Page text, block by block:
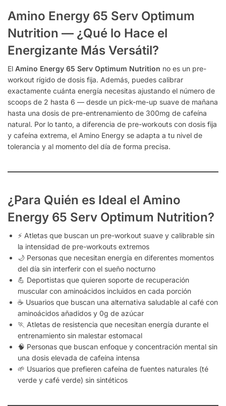
Amino Energy 65 Serv Optimum
Nutrition — ¿Qué lo Hace el
Energizante Más Versátil?
El Amino Energy 65 Serv Optimum Nutrition no es un pre-
workout rígido de dosis fija. Además, puedes calibrar
exactamente cuánta energía necesitas ajustando el número de
scoops de 2 hasta 6 — desde un pick-me-up suave de mañana
hasta una dosis de pre-entrenamiento de 300mg de cafeína
natural. Por lo tanto, a diferencia de pre-workouts con dosis fija
y cafeína extrema, el Amino Energy se adapta a tu nivel de
tolerancia y al momento del día de forma precisa.
¿Para Quién es Ideal el Amino
Energy 65 Serv Optimum Nutrition?
⚡ Atletas que buscan un pre-workout suave y calibrable sin
la intensidad de pre-workouts extremos
🌙 Personas que necesitan energía en diferentes momentos
del día sin interferir con el sueño nocturno
💪 Deportistas que quieren soporte de recuperación
muscular con aminoácidos incluidos en cada porción
☕ Usuarios que buscan una alternativa saludable al café con
aminoácidos añadidos y 0g de azúcar
🏃 Atletas de resistencia que necesitan energía durante el
entrenamiento sin malestar estomacal
🧠 Personas que buscan enfoque y concentración mental sin
una dosis elevada de cafeína intensa
🌱 Usuarios que prefieren cafeína de fuentes naturales (té
verde y café verde) sin sintéticos